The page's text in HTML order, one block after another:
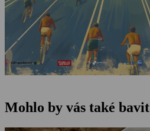
Mohlo by vás také bavit